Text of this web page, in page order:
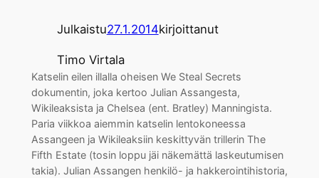
Julkaistu27.1.2014kirjoittanut
Timo Virtala
Katselin eilen illalla oheisen We Steal Secrets
dokumentin, joka kertoo Julian Assangesta,
Wikileaksista ja Chelsea (ent. Bratley) Manningista.
Paria viikkoa aiemmin katselin lentokoneessa
Assangeen ja Wikileaksiin keskittyvän trillerin The
Fifth Estate (tosin loppu jäi näkemättä laskeutumisen
takia). Julian Assangen henkilö- ja hakkerointihistoria,